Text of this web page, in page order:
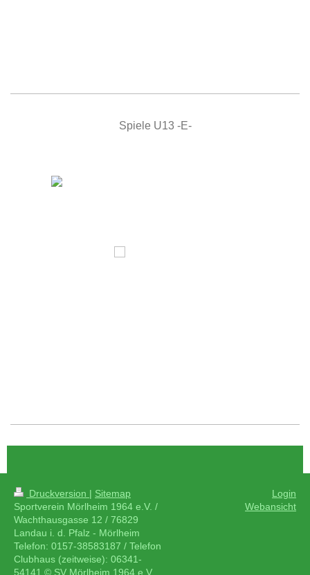
Spiele U13 -E-
Druckversion | Sitemap
Sportverein Mörlheim 1964 e.V. /
Wachthausgasse 12 / 76829
Landau i. d. Pfalz - Mörlheim
Telefon: 0157-38583187 / Telefon
Clubhaus (zeitweise): 06341-
54141 © SV Mörlheim 1964 e.V.
Login
Webansicht